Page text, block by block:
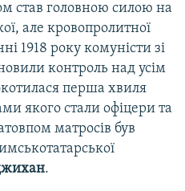
став головною силою на
але кровопролитної
1918 року комуністи зі
контроль над усім
перша хвиля
якого стали офіцери та
матросів був
.